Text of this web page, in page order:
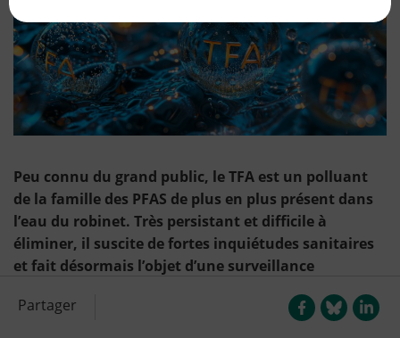
Peu connu du grand public, le TFA est un polluant
de la famille des PFAS de plus en plus présent dans
l’eau du robinet. Très persistant et difficile à
éliminer, il suscite de fortes inquiétudes sanitaires
et fait désormais l’objet d’une surveillance
Partager